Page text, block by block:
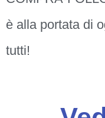
è alla portata di
tutti!